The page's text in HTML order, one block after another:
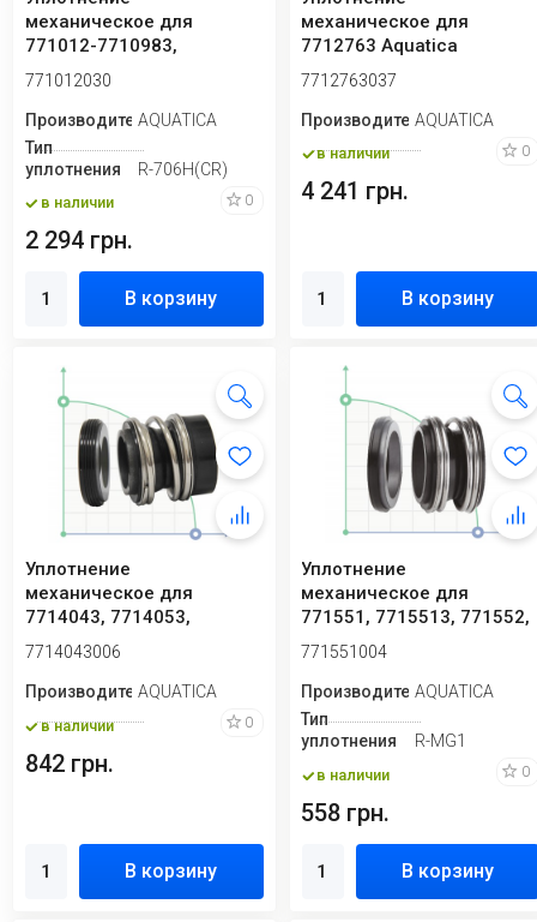
механическое для
771012-7710983,
7711003-7711413
Aquatica 771012030
771012030
ПроизводительAQUATICA
Тип
уплотнения
R-706H(CR)
в наличии 0
2 294 грн.
В корзину
механическое для
7712763 Aquatica
7712763037
7712763037
ПроизводительAQUATICA
в наличии 0
4 241 грн.
В корзину
Уплотнение
механическое для
7714043, 7714053,
7714063, 7714123,
7714043006
ПроизводительAQUATICA
в наличии 0
842 грн.
В корзину
Уплотнение
механическое для
771551, 7715513, 771552,
7715523 Aquatica
771551004
ПроизводительAQUATICA
Тип
уплотнения
R-MG1
в наличии 0
558 грн.
В корзину